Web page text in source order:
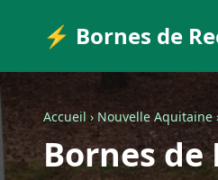
⚡ Bornes de
Accueil › Nouvelle Aquitaine
Bornes de